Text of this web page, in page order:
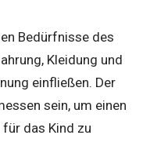
Bedürfnisse des
Kleidung und
einfließen. Der
sein, um einen
das Kind zu